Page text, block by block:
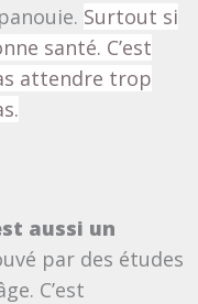
Surtout si
santé. C’est
attendre trop
aussi un
par des études
C’est